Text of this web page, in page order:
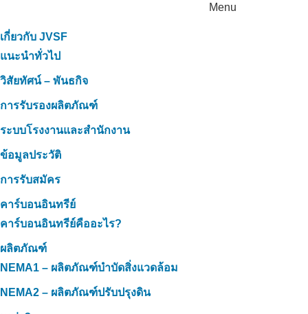
Menu
เกี่ยวกับ JVSF
แนะนำทั่วไป
วิสัยทัศน์ – พันธกิจ
การรับรองผลิตภัณฑ์
ระบบโรงงานและสำนักงาน
ข้อมูลประวัติ
การรับสมัคร
คาร์บอนอินทรีย์
คาร์บอนอินทรีย์คืออะไร?
ผลิตภัณฑ์
NEMA1 – ผลิตภัณฑ์บำบัดสิ่งแวดล้อม
NEMA2 – ผลิตภัณฑ์ปรับปรุงดิน